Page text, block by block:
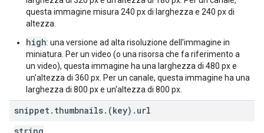
questa immagine misura 240 px di larghezza e 240 px di
altezza.
high: una versione ad alta risoluzione dell'immagine in
miniatura. Per un video (o una risorsa che fa riferimento a
un video), questa immagine ha una larghezza di 480 px e
un'altezza di 360 px. Per un canale, questa immagine ha una
larghezza di 800 px e un'altezza di 800 px.
snippet. thumbnails. (key) . url